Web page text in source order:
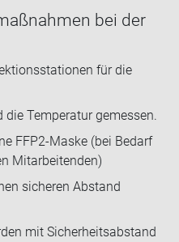
bei der
für die
die Temperatur gemessen.
FFP2-Maske (bei Bedarf
Mitarbeitenden)
sicheren Abstand
mit Sicherheitsabstand